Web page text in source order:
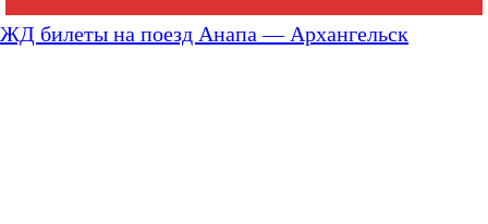
ЖД билеты на поезд Анапа — Архангельск